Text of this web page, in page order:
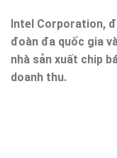
Intel Corporation,
đoàn đa quốc gia
nhà sản xuất chip
doanh thu.